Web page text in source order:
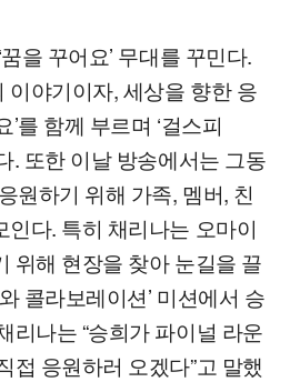
을 꾸어요’ 무대를 꾸민다.
이야기이자, 세상을 향한 응
’를 함께 부르며 ‘걸스피
. 또한 이날 방송에서는 그동
원하기 위해 가족, 멤버, 친
인다. 특히 채리나는 오마이
위해 현장을 찾아 눈길을 끌
콜라보레이션’ 미션에서 승
리나는 “승희가 파이널 라운
접 응원하러 오겠다”고 말했